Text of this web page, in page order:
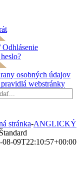
Odhlásenie
osobných údajov
webstránky
stránka-ANGLICKÝ
Štandard
08-09T22:10:57+00:00